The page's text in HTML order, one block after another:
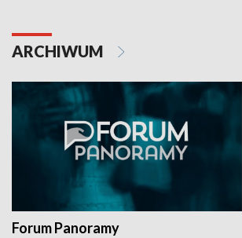
ARCHIWUM
Forum Panoramy